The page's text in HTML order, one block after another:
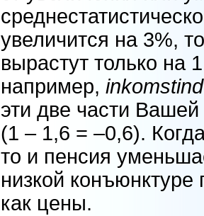
увеличится на 3%,
вырастут только на
например,
эти две части
(1 – 1,6 = –0,6).
то и пенсия
низкой конъюнктуре
как цены.